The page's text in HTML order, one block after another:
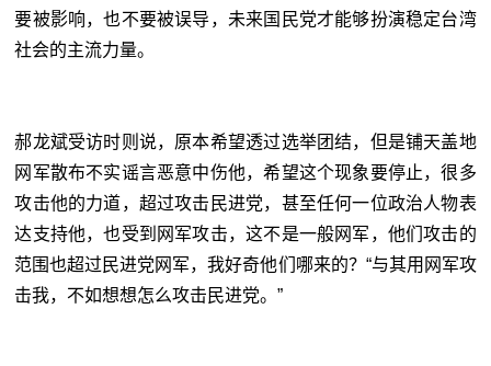
要被影响，也不要被误导，未来国民党才能够扮演稳定台湾
社会的主流力量。
郝龙斌受访时则说，原本希望透过选举团结，但是铺天盖地
网军散布不实谣言恶意中伤他，希望这个现象要停止，很多
攻击他的力道，超过攻击民进党，甚至任何一位政治人物表
达支持他，也受到网军攻击，这不是一般网军，他们攻击的
范围也超过民进党网军，我好奇他们哪来的？“与其用网军攻
击我，不如想想怎么攻击民进党。”